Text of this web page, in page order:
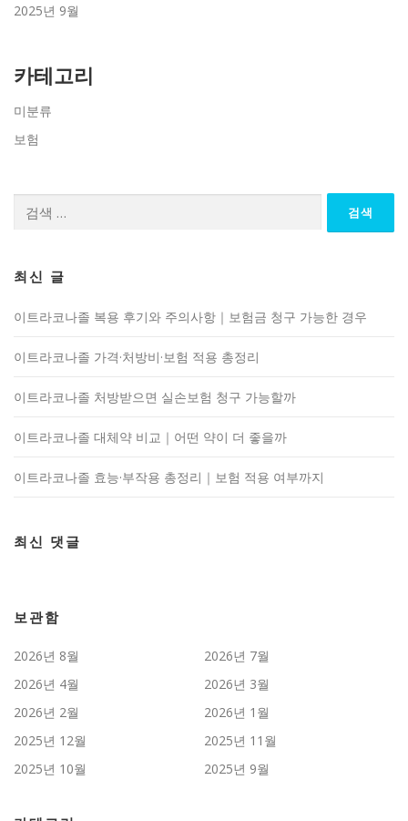
2025년 9월
카테고리
미분류
보험
최신 글
이트라코나졸 복용 후기와 주의사항｜보험금 청구 가능한 경우
이트라코나졸 가격·처방비·보험 적용 총정리
이트라코나졸 처방받으면 실손보험 청구 가능할까
이트라코나졸 대체약 비교｜어떤 약이 더 좋을까
이트라코나졸 효능·부작용 총정리｜보험 적용 여부까지
최신 댓글
보관함
2026년 8월
2026년 7월
2026년 4월
2026년 3월
2026년 2월
2026년 1월
2025년 12월
2025년 11월
2025년 10월
2025년 9월